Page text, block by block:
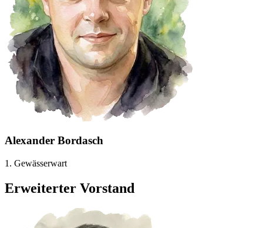
Alexander Bordasch
1. Gewässerwart
Erweiterter Vorstand